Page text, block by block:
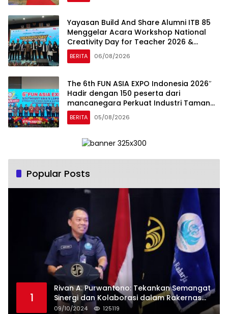
Yayasan Build And Share Alumni ITB 85
Menggelar Acara Workshop National
Creativity Day for Teacher 2026 &
Dibuka Resmi Pramono Anung (Gubernur
DKI Jakarta)
BERITA 06/08/2026
The 6th FUN ASIA EXPO Indonesia 2026″
Hadir dengan 150 peserta dari
mancanegara Perkuat Industri Taman
Rekreasi dan Ekosistem Pariwisata di
Tanah Air
BERITA 05/08/2026
Popular Posts
1
Rivan A. Purwantono: Tekankan Semangat
Sinergi dan Kolaborasi dalam Rakernas
Serikat Pekerja Jasa Raharja
09/10/2024 125119